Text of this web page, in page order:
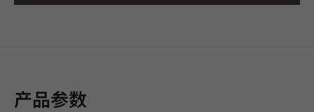
产品参数